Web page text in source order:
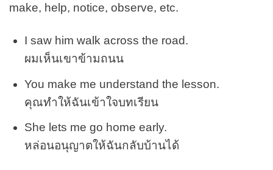
make, help, notice, observe, etc.
I saw him walk across the road.
ผมเห็นเขาข้ามถนน
You make me understand the lesson.
คุณทำให้ฉันเข้าใจบทเรียน
She lets me go home early.
หล่อนอนุญาตให้ฉันกลับบ้านได้